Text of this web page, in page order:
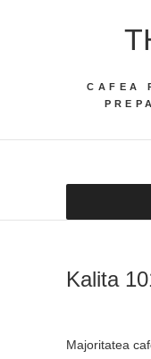
CAFEA
Kalita
Majoritatea cafetierelor din magazinele noastre